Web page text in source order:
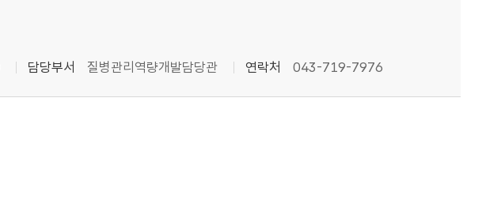
담당부서 질병관리역량개발담당관 연락처 043-719-7976